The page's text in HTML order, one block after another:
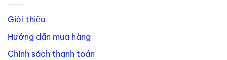
Giới thiệu
Hướng dẫn mua hàng
Chính sách thanh toán